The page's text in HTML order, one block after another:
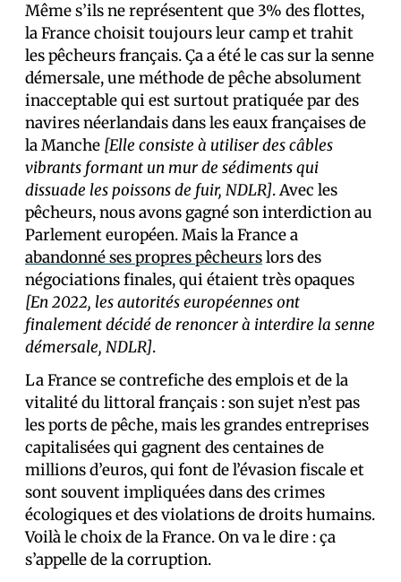
Même s’ils ne représentent que 3% des flottes,
la France choisit toujours leur camp et trahit
les pêcheurs français. Ça a été le cas sur la senne
démersale, une méthode de pêche absolument
inacceptable qui est surtout pratiquée par des
navires néerlandais dans les eaux françaises de
la Manche [Elle consiste à utiliser des câbles
vibrants formant un mur de sédiments qui
dissuade les poissons de fuir, NDLR]. Avec les
pêcheurs, nous avons gagné son interdiction au
Parlement européen. Mais la France a
abandonné ses propres pêcheurslors des
négociations finales, qui étaient très opaques
[En 2022, les autorités européennes ont
finalement décidé de renoncer à interdire la senne
démersale, NDLR].
La France se contrefiche des emplois et de la
vitalité du littoral français : son sujet n’est pas
les ports de pêche, mais les grandes entreprises
capitalisées qui gagnent des centaines de
millions d’euros, qui font de l’évasion fiscale et
sont souvent impliquées dans des crimes
écologiques et des violations de droits humains.
Voilà le choix de la France. On va le dire : ça
s’appelle de la corruption.